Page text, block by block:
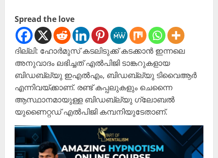
Spread the love
ദില്ലി: ഹോർമുസ് കടലിടുക്ക് കടക്കാൻ ഇന്നലെ
അനുവാദം ലഭിച്ചത് എൽപിജി ടാങ്കറുകളായ
ബിഡബ്ല്യു ഇഎൽഎം, ബിഡബ്ല്യു ടിവൈആർ
എന്നിവയ്ക്കാണ്. രണ്ട് കപ്പലുകളും ചെന്നൈ
ആസ്ഥാനമായുള്ള ബിഡബ്ല്യു ഗ്ലോബൽ
യുണൈറ്റഡ് എൽപിജി കമ്പനിയുടേതാണ്.